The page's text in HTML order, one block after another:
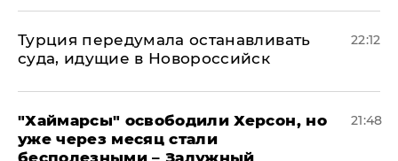
Турция передумала останавливать
суда, идущие в Новороссийск
22:12
"Хаймарсы" освободили Херсон, но
уже через месяц стали
бесполезными – Залужный
21:48